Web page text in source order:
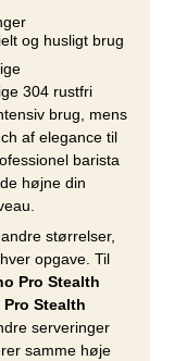
og husligt brug
304 rustfri
brug, mens
af elegance til
barista
højne din
størrelser,
opgave. Til
Pro Stealth
Pro Stealth
serveringer
samme høje